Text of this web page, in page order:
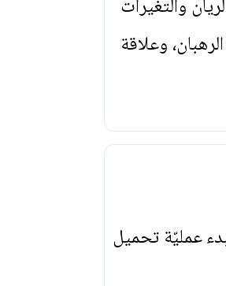
والتغيرات
وعلاقة
عمليّة تحميل